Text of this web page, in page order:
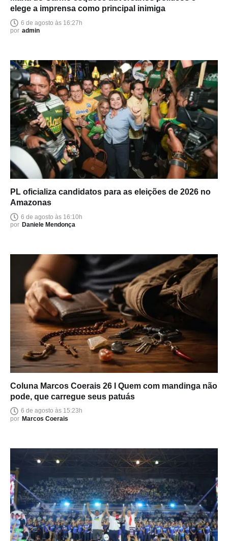
elege a imprensa como principal inimiga
6 de agosto às 16:27h
por admin
PL oficializa candidatos para as eleições de 2026 no
Amazonas
6 de agosto às 16:10h
por Daniele Mendonça
Coluna Marcos Coerais 26 I Quem com mandinga não
pode, que carregue seus patuás
6 de agosto às 15:23h
por Marcos Coerais